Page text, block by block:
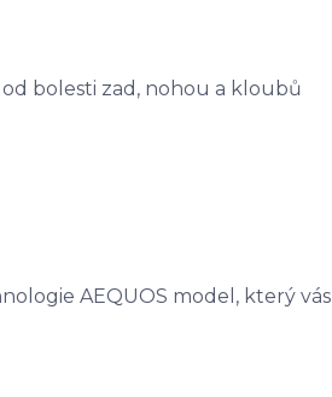
bolesti zad, nohou a kloubů
AEQUOS model, který vás